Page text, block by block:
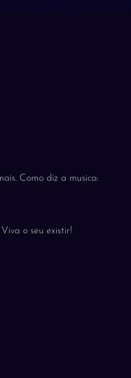
Como diz a musica:
o seu existir!